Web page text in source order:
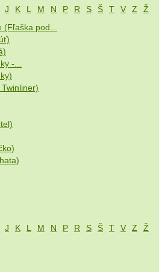
J K L M N P R S Š T V Z
Ž
pod...
-...
J K L M N P R S Š T V Z
Ž